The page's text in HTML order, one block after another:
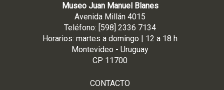
Museo Juan Manuel Blanes
Avenida Millán 4015
Teléfono: [598] 2336 7134
Horarios: martes a domingo | 12 a 18 h
Montevideo - Uruguay
CP 11700
CONTACTO